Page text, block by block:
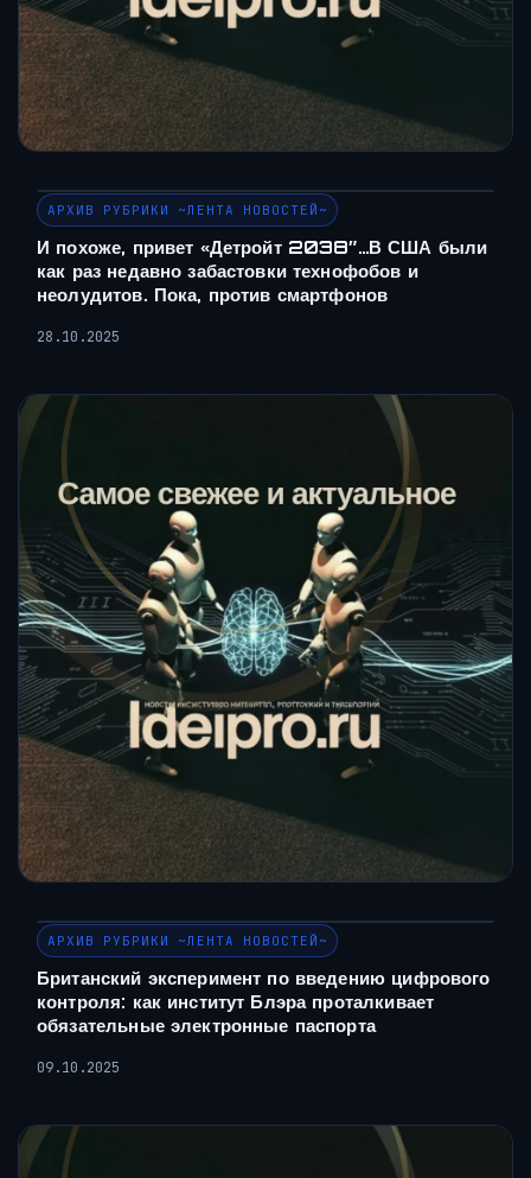
АРХИВ РУБРИКИ ~ЛЕНТА НОВОСТЕЙ~
И похоже, привет «Детройт 2038″…В США были
как раз недавно забастовки технофобов и
неолудитов. Пока, против смартфонов
28.10.2025
АРХИВ РУБРИКИ ~ЛЕНТА НОВОСТЕЙ~
Британский эксперимент по введению цифрового
контроля: как институт Блэра проталкивает
обязательные электронные паспорта
09.10.2025